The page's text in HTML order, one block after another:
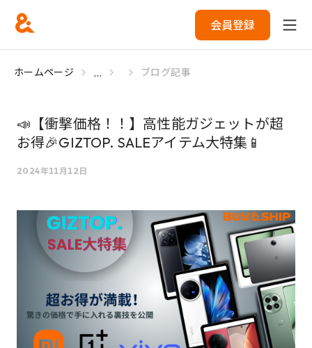
会員登録
ホームページ ... ブログ記事
📣【衝撃価格！！】高性能ガジェットが超
お得🎉GIZTOP. SALEアイテム大特集📱
2024年11月12日